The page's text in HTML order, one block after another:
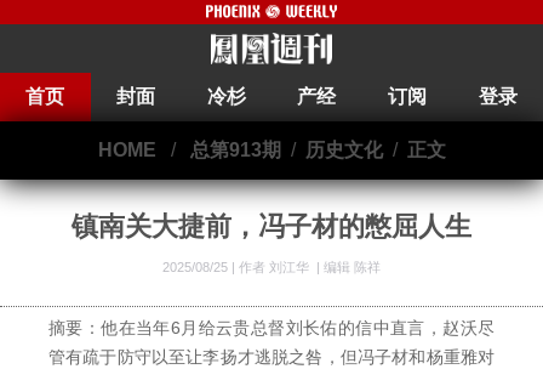
首页 封面 冷杉 产经 订阅 登录
HOME / 总第913期 / 历史文化/ 正文
镇南关大捷前，冯子材的憋屈人生
2025/08/25 | 作者 刘江华 编辑 陈祥
摘要：他在当年6月给云贵总督刘长佑的信中直言，赵沃尽
管有疏于防守以至让李扬才逃脱之咎，但冯子材和杨重雅对